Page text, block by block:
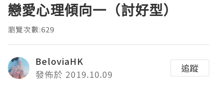
戀愛心理傾向一（討好型）
瀏覽次數:629
BeloviaHK
發佈於 2019.10.09
追蹤